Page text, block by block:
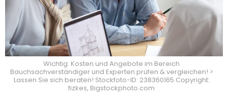
Wichtig: Kosten und Angebote im Bereich
Bauchsachverständiger und Experten prüfen & vergleichen! >
Lassen Sie sich beraten! Stockfoto-ID: 238360165 Copyright:
fizkes, Bigstockphoto.com